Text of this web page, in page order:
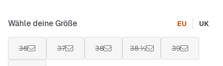
Wähle deine Größe EU UK
36 37 38 38 ½ 39